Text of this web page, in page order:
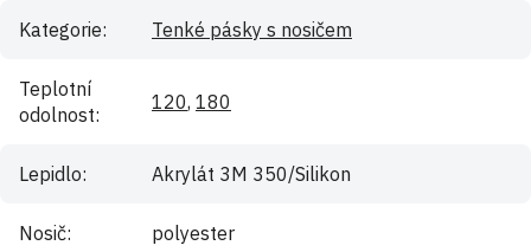
Kategorie: Tenké pásky s nosičem
Teplotní
odolnost:
120, 180
Lepidlo: Akrylát 3M 350/Silikon
Nosič: polyester